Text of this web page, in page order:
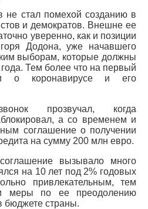
не стал помехой созданию в
и демократов. Внешне ее
уверенно, как и позиции
Додона, уже начавшего
выборам, которые должны
года. Тем более что на первый
о коронавирусе и его
прозвучал, когда
а со временем и
соглашение о получении
на сумму 200 млн евро.
вызывало много
на 10 лет под 2% годовых
привлекательным, тем
меры по ее преодолению
бюджете страны.